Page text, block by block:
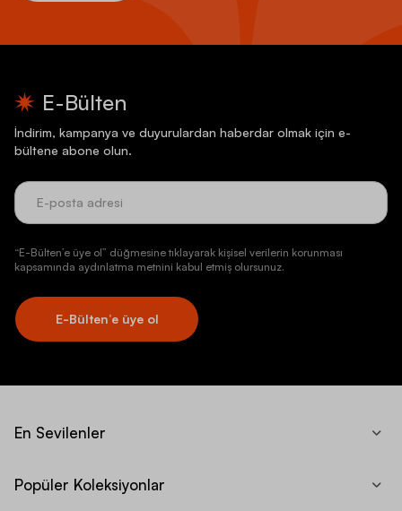
E-Bülten
İndirim, kampanya ve duyurulardan haberdar olmak için e-
bültene abone olun.
“E-Bülten’e üye ol” düğmesine tıklayarak kişisel verilerin korunması
kapsamında aydınlatma metnini kabul etmiş olursunuz.
E-Bülten’e üye ol
En Sevilenler
Popüler Koleksiyonlar